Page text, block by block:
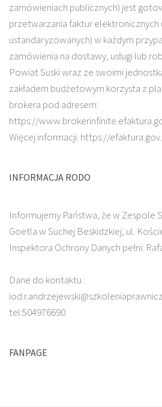
zamówieniach publicznych) jest
przetwarzania faktur elektronicznych
ustandaryzowanych) w każdym
zamówienia na dostawy, usługi lub
Powiat Suski wraz ze swoimi
zakładem budżetowym korzysta z
brokera pod adresem:
https://
Więcej informacji: https://
INFORMACJA RODO
Informujemy Państwa, że w Zespole
Goetla w Suchej Beskidzkiej, ul.
Inspektora Ochrony Danych pełni:
Dane do kontaktu :
tel:504976690
FANPAGE